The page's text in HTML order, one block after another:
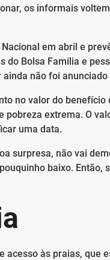
os informais
em abril e
Bolsa Família e
não foi
no valor do benefício
extrema. O
uma data.
surpresa, não vai
baixo. Então,
acesso às praias, que